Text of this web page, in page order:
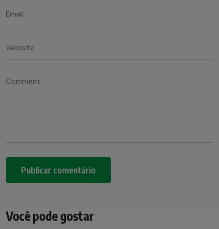
Você pode gostar